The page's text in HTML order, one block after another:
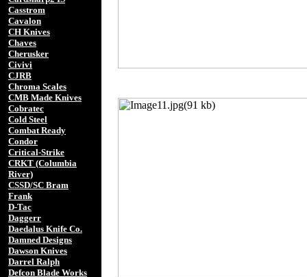
Casstrom
Cavalon
CH Knives
Chaves
Cherusker
Civivi
CJRB
Chroma Scales
CMB Made Knives
Cobratec
Cold Steel
Combat Ready
Condor
Critical-Strike
CRKT (Columbia
River)
CSSD/SC Bram
Frank
D-Tac
Daggerr
Daedalus Knife Co.
Damned Designs
Dawson Knives
Darrel Ralph
Defcon Blade Works